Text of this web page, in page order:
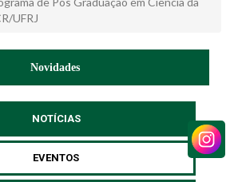
UFRJ
Novidades
NOTÍCIAS
EVENTOS